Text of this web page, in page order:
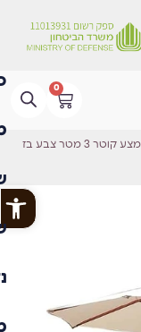
0
/ שמשיה רגל אמצע קוטר 3 מטר צבע בז